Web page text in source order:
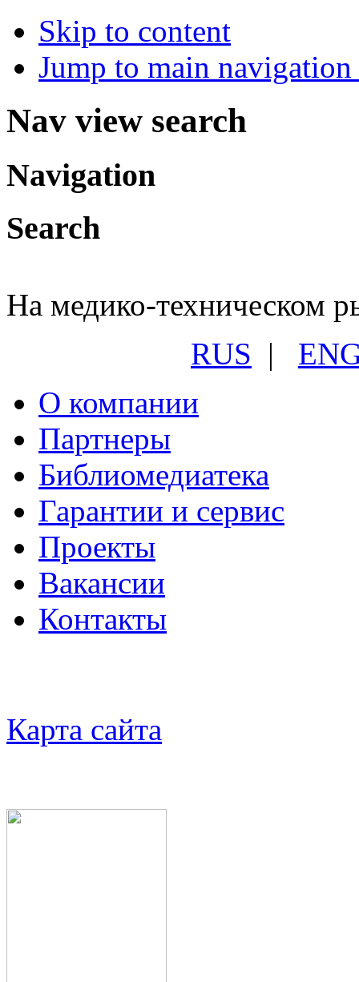
Skip to content
Jump to main
Nav view search
Navigation
Search
На медико-техническом
RUS |
О компании
Партнеры
Библиомедиатека
Гарантии и сервис
Проекты
Вакансии
Контакты
Карта сайта